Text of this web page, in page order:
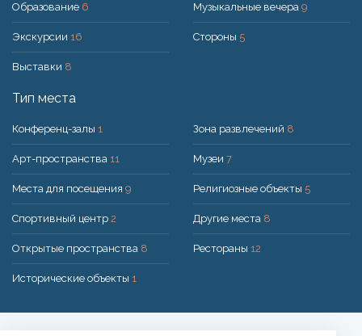
Образование 6
Экскурсии 16
Выставки 8
Музыкальные вечера 9
Стороны 5
Тип места
Конференц-залы 1
Арт-пространства 11
Места для посещения 9
Спортивный центр 2
Открытые пространства 8
Исторические объекты 1
Зона развлечений 8
Музеи 7
Религиозные объекты 5
Другие места 8
Рестораны 12